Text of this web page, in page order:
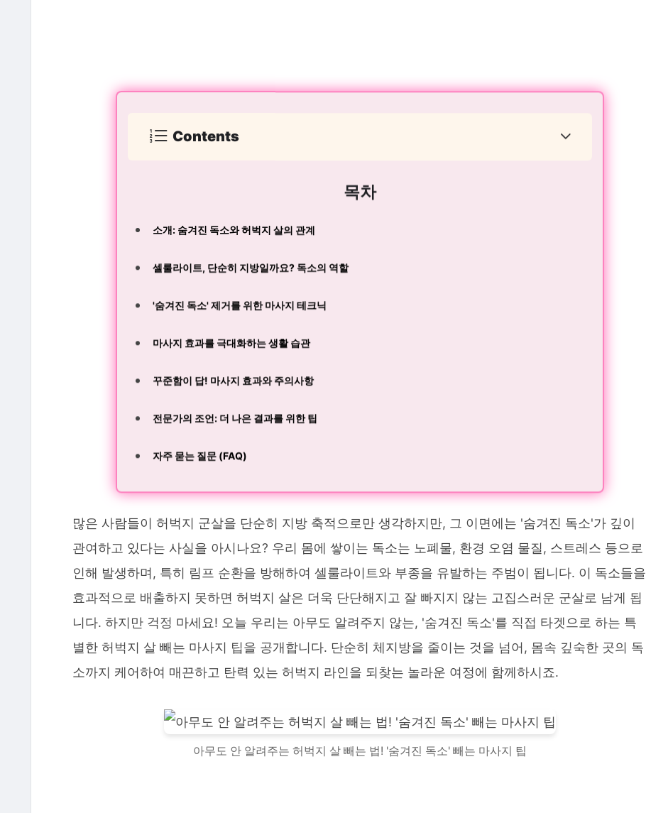
Contents
목차
소개: 숨겨진 독소와 허벅지 살의 관계
셀룰라이트, 단순히 지방일까요? 독소의 역할
'숨겨진 독소' 제거를 위한 마사지 테크닉
마사지 효과를 극대화하는 생활 습관
꾸준함이 답! 마사지 효과와 주의사항
전문가의 조언: 더 나은 결과를 위한 팁
자주 묻는 질문 (FAQ)
많은 사람들이 허벅지 군살을 단순히 지방 축적으로만 생각하지만, 그 이면에는 '숨겨진 독소'가 깊이
관여하고 있다는 사실을 아시나요? 우리 몸에 쌓이는 독소는 노폐물, 환경 오염 물질, 스트레스 등으로
인해 발생하며, 특히 림프 순환을 방해하여 셀룰라이트와 부종을 유발하는 주범이 됩니다. 이 독소들을
효과적으로 배출하지 못하면 허벅지 살은 더욱 단단해지고 잘 빠지지 않는 고집스러운 군살로 남게 됩
니다. 하지만 걱정 마세요! 오늘 우리는 아무도 알려주지 않는, '숨겨진 독소'를 직접 타겟으로 하는 특
별한 허벅지 살 빼는 마사지 팁을 공개합니다. 단순히 체지방을 줄이는 것을 넘어, 몸속 깊숙한 곳의 독
소까지 케어하여 매끈하고 탄력 있는 허벅지 라인을 되찾는 놀라운 여정에 함께하시죠.
아무도 안 알려주는 허벅지 살 빼는 법! '숨겨진 독소' 빼는 마사지 팁